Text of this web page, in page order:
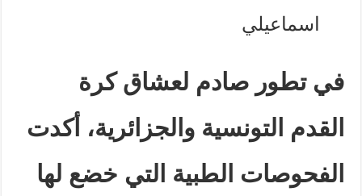
اسماعيلي
في تطور صادم لعشاق كرة
القدم التونسية والجزائرية، أكدت
الفحوصات الطبية التي خضع لها